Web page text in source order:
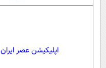
اپلیکیشن عصر ایران